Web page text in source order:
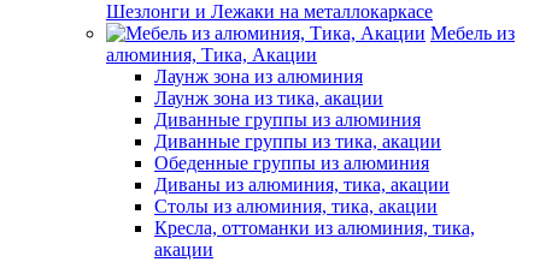
Шезлонги и Лежаки на металлокаркасе
Мебель из
алюминия, Тика, Акации
Лаунж зона из алюминия
Лаунж зона из тика, акации
Диванные группы из алюминия
Диванные группы из тика, акации
Обеденные группы из алюминия
Диваны из алюминия, тика, акации
Столы из алюминия, тика, акации
Кресла, оттоманки из алюминия, тика,
акации